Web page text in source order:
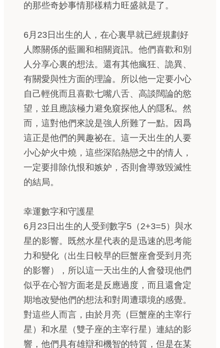
的那些奇妙事情那樣精力旺盛就是了。
6月23日出生的人，在心裏早就已經規劃好
人際關係的藍圖和相關資訊。他們喜歡和別
人分享心裏的想法。還有其他瘋狂、詭異、
有關愛與性方面的理論。所以他一定要小心
自己輕佻而且喜歡七嘴八舌、高談闊論的慾
望，並且應該極力避免窺探他人的隱私。然
而，這對他們來說是強人所難了一點。因爲
這正是他們的興趣祕在。這一天出生的人要
小心妒火中燒，這些深陷熱戀之中的情人，
一定要排除仇恨和嫉妒，否則會導致毀滅性
的結局。
幸運數字和守護星
6月23日出生的人受到數字5（2+3=5）與水
星的影響。既然水星代表的是迅速的思考能
力和變化（出生日較早的巨蟹座會受到月亮
的影響），所以這一天出生的人會發現他們
似乎在心智方面老是反應過度，而且還會定
期地改變他們的想法和對周遭環境的感覺。
對這些人而言，由於月亮（巨蟹座的主宰行
星）和水星（雙子座的主宰行星）連結的影
響，他們具有雄辯和機智的特質，但是在某